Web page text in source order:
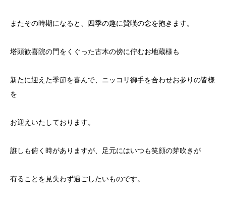
またその時期になると、四季の趣に賛嘆の念を抱きます。
塔頭歓喜院の門をくぐった古木の傍に佇むお地蔵様も
新たに迎えた季節を喜んで、ニッコリ御手を合わせお参りの皆様
を
お迎えいたしております。
誰しも俯く時がありますが、足元にはいつも笑顔の芽吹きが
有ることを見失わず過ごしたいものです。